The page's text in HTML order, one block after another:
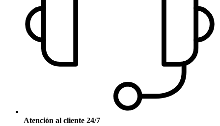
Atención al cliente 24/7